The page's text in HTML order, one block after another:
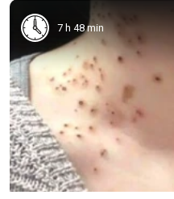
7 h 48 min